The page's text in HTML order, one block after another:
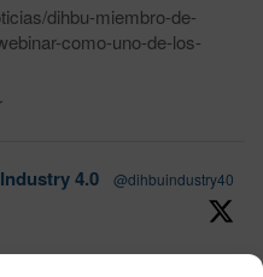
dihbu-miembro-de-
como-uno-de-los-
4.0
@dihbuindustry40